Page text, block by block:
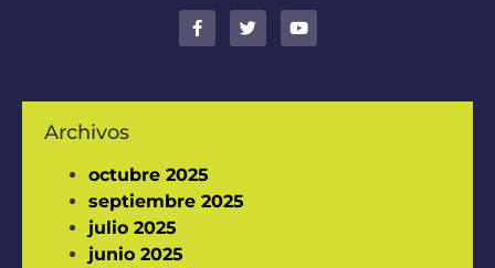
Archivos
octubre 2025
septiembre 2025
julio 2025
junio 2025